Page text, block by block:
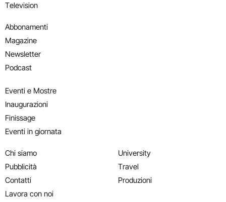
Television
Abbonamenti
Magazine
Newsletter
Podcast
Eventi e Mostre
Inaugurazioni
Finissage
Eventi in giornata
Chi siamo
Pubblicità
Contatti
Lavora con noi
University
Travel
Produzioni